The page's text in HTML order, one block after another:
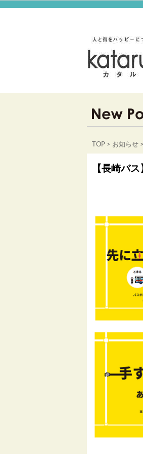
TOP > お知らせ
【長崎バ